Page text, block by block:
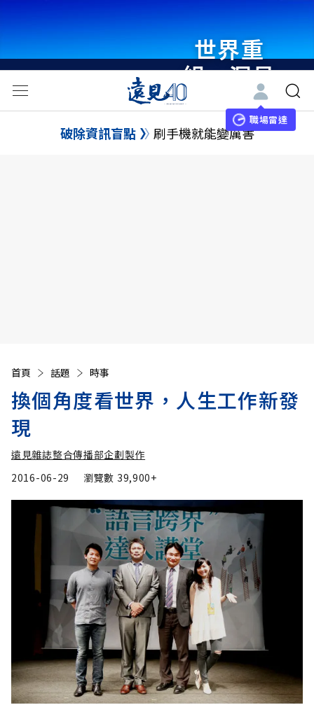
世界重
組・洞見
未來 與
世界領袖
職場雷達
破除資訊盲點 刷手機就能變厲害
首頁 話題 時事
換個角度看世界，人生工作新發
現
遠見雜誌整合傳播部企劃製作
2016-06-29
瀏覽數 39,900+